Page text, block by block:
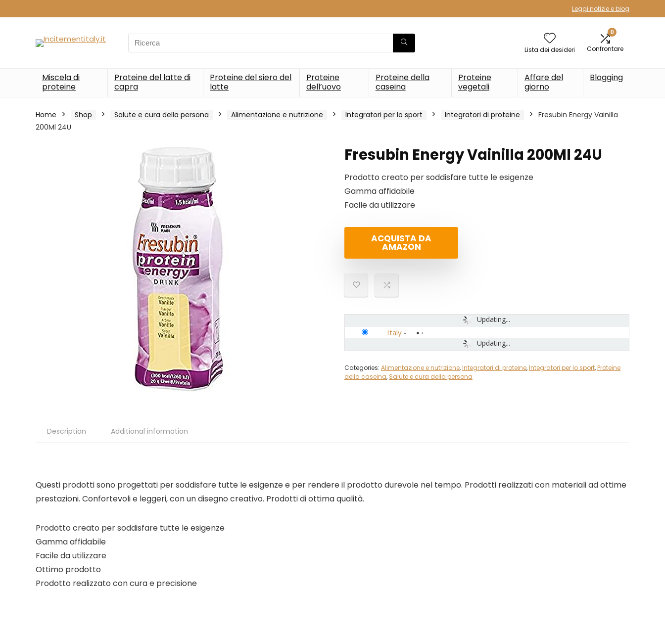
Leggi notizie e blog
Search
for:
Lista dei desideri
0
Confrontare
Miscela di
proteine
Proteine del latte di
capra
Proteine del siero del
latte
Proteine
dell’uovo
Proteine della
caseina
Proteine
vegetali
Affare del
giorno
Blogging
Home Shop Salute e cura della persona Alimentazione e nutrizione Integratori per lo sport Integratori di proteine
Fresubin Energy Vainilla
200Ml 24U
Fresubin Energy Vainilla 200Ml 24U
Prodotto creato per soddisfare tutte le esigenze
Gamma affidabile
Facile da utilizzare
ACQUISTA DA
AMAZON
Updating...
Updating...
Italy -
Categories: Alimentazione e nutrizione,Integratori di proteine,Integratori per lo sport,Proteine
della caseina, Salute e cura della persona
Description Additional information
Questi prodotti sono progettati per soddisfare tutte le esigenze e per rendere il prodotto durevole nel tempo. Prodotti realizzati con materiali ad ottime
prestazioni. Confortevoli e leggeri, con un disegno creativo. Prodotti di ottima qualità.
Prodotto creato per soddisfare tutte le esigenze
Gamma affidabile
Facile da utilizzare
Ottimo prodotto
Prodotto realizzato con cura e precisione